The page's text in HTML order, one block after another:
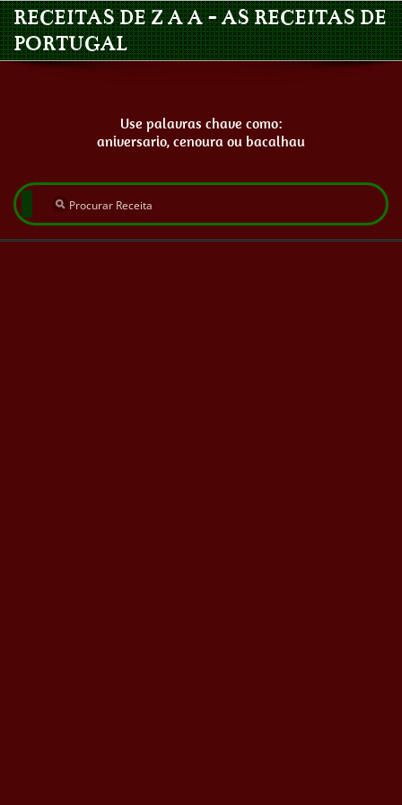
RECEITAS DE Z A A - AS RECEITAS DE
PORTUGAL
Use palavras chave como:
aniversario, cenoura ou bacalhau